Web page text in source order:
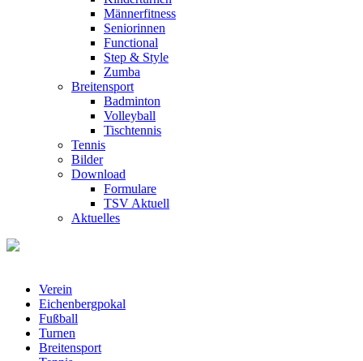
Männerfitness
Seniorinnen
Functional
Step & Style
Zumba
Breitensport
Badminton
Volleyball
Tischtennis
Tennis
Bilder
Download
Formulare
TSV Aktuell
Aktuelles
Verein
Eichenbergpokal
Fußball
Turnen
Breitensport